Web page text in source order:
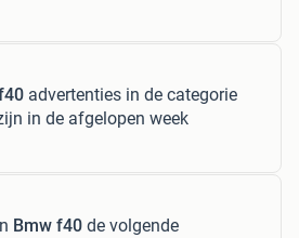
advertenties in de categorie
in de afgelopen week
Bmw f40 de volgende